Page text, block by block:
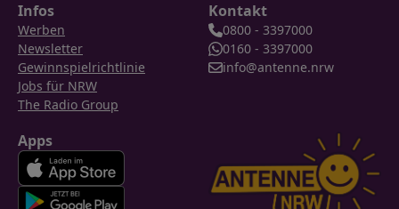
Infos
Werben
Newsletter
Gewinnspielrichtlinie
Jobs für NRW
The Radio Group
Kontakt
0800 - 3397000
0160 - 3397000
info@antenne.nrw
Apps